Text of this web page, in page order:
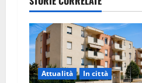
Attualità In città